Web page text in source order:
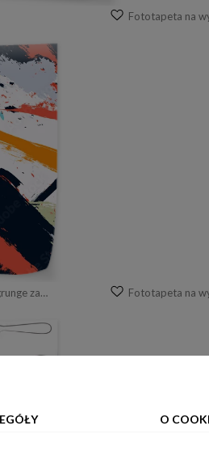
Fototapeta na
Fototapeta na wymiar Abstrakcjonistycznej sztuki grunge zakłopotany bezszwowy wzór
O